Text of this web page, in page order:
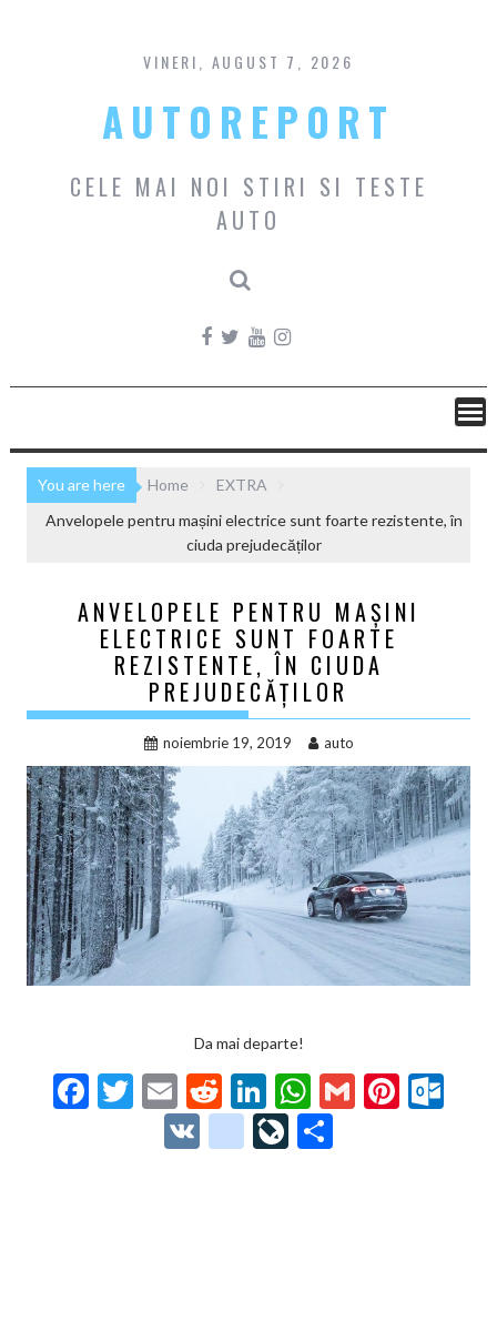
content
VINERI, AUGUST 7, 2026
AUTOREPORT
CELE MAI NOI STIRI SI TESTE
AUTO
You are here Home
EXTRA
Anvelopele pentru mașini electrice sunt foarte rezistente, în
ciuda prejudecăților
ANVELOPELE PENTRU MAȘINI
ELECTRICE SUNT FOARTE
REZISTENTE, ÎN CIUDA
PREJUDECĂȚILOR
noiembrie 19, 2019 auto
Da mai departe!
F T
w
itt
E
m
ai
R
e
d
Li
n
ke
W
h
at
G Pi
g
Li